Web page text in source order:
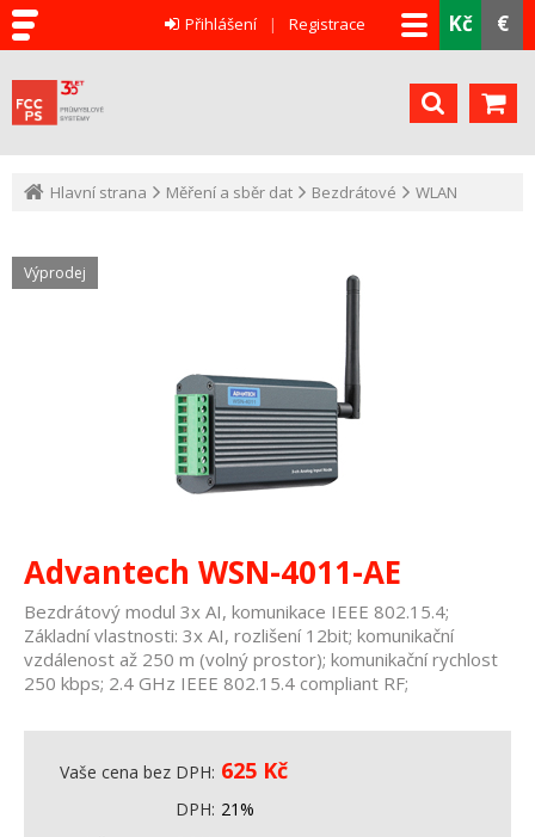
Kč €
Přihlášení Registrace
Hlavní strana Měření a sběr dat Bezdrátové WLAN
Výprodej
Advantech WSN-4011-AE
Bezdrátový modul 3x AI, komunikace IEEE 802.15.4;
Základní vlastnosti: 3x AI, rozlišení 12bit; komunikační
vzdálenost až 250 m (volný prostor); komunikační rychlost
250 kbps; 2.4 GHz IEEE 802.15.4 compliant RF;
Vaše cena bez DPH 625 Kč
DPH 21%